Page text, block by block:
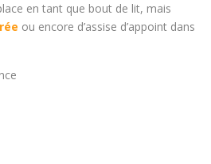
en tant que bout de lit, mais
ou encore d’assise d’appoint dans